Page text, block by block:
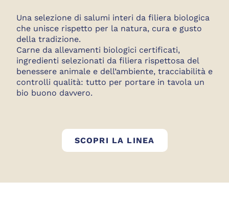
Una selezione di salumi interi da filiera biologica
che unisce rispetto per la natura, cura e gusto
della tradizione.
Carne da allevamenti biologici certificati,
ingredienti selezionati da filiera rispettosa del
benessere animale e dell’ambiente, tracciabilità e
controlli qualità: tutto per portare in tavola un
bio buono davvero.
SCOPRI LA LINEA